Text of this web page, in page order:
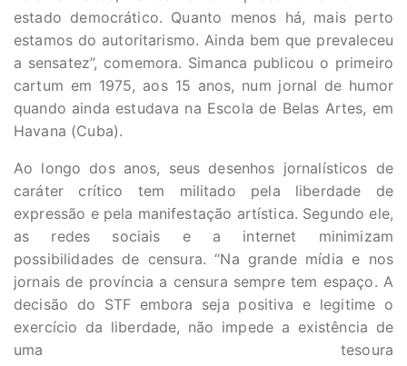
estado democrático. Quanto menos há, mais perto
estamos do autoritarismo. Ainda bem que prevaleceu
a sensatez”, comemora. Simanca publicou o primeiro
cartum em 1975, aos 15 anos, num jornal de humor
quando ainda estudava na Escola de Belas Artes, em
Havana (Cuba).
Ao longo dos anos, seus desenhos jornalísticos de
caráter crítico tem militado pela liberdade de
expressão e pela manifestação artística. Segundo ele,
as redes sociais e a internet minimizam
possibilidades de censura. “Na grande mídia e nos
jornais de província a censura sempre tem espaço. A
decisão do STF embora seja positiva e legitime o
exercício da liberdade, não impede a existência de
uma tesoura